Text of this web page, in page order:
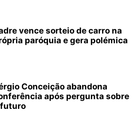
vence sorteio de carro na
paróquia e gera polémica
Conceição abandona
após pergunta sobre